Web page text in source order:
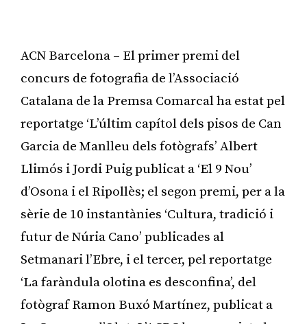
ACN Barcelona – El primer premi del
concurs de fotografia de l’Associació
Catalana de la Premsa Comarcal ha estat pel
reportatge ‘L’últim capítol dels pisos de Can
Garcia de Manlleu dels fotògrafs’ Albert
Llimós i Jordi Puig publicat a ‘El 9 Nou’
d’Osona i el Ripollès; el segon premi, per a la
sèrie de 10 instantànies ‘Cultura, tradició i
futur de Núria Cano’ publicades al
Setmanari l’Ebre, i el tercer, pel reportatge
‘La faràndula olotina es desconfina’, del
fotògraf Ramon Buxó Martínez, publicat a